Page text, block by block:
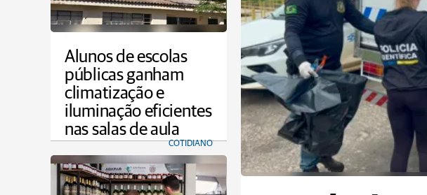
Alunos de escolas
públicas ganham
climatização e
iluminação eficientes
nas salas de aula
COTIDIANO